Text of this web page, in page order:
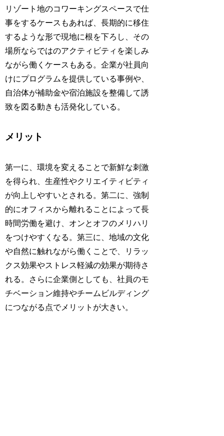
リゾート地のコワーキングスペースで仕
事をするケースもあれば、長期的に移住
するような形で現地に根を下ろし、その
場所ならではのアクティビティを楽しみ
ながら働くケースもある。企業が社員向
けにプログラムを提供している事例や、
自治体が補助金や宿泊施設を整備して誘
致を図る動きも活発化している。
メリット
第一に、環境を変えることで新鮮な刺激
を得られ、生産性やクリエイティビティ
が向上しやすいとされる。第二に、強制
的にオフィスから離れることによって長
時間労働を避け、オンとオフのメリハリ
をつけやすくなる。第三に、地域の文化
や自然に触れながら働くことで、リラッ
クス効果やストレス軽減の効果が期待さ
れる。さらに企業側としても、社員のモ
チベーション維持やチームビルディング
につながる点でメリットが大きい。